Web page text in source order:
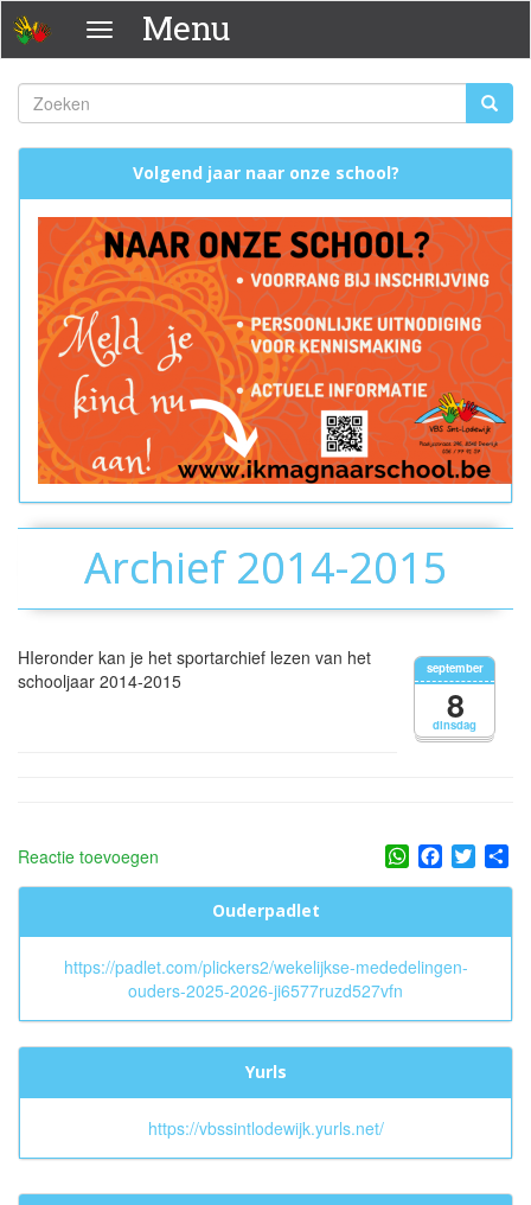
Overslaan
en
naar
de
inhoud
gaan
Menu Menu
Zoekveld
Zoeken
Volgend jaar naar onze school?
Archief 2014-2015
dinsdag
september
8
HIeronder kan je het sportarchief lezen van het
schooljaar 2014-2015
Reactie toevoegen WhatsApp
Facebook
Twitter
Ouderpadlet
https://padlet.com/plickers2/wekelijkse-mededelingen-
ouders-2025-2026-ji6577ruzd527vfn
Yurls
https://vbssintlodewijk.yurls.net/